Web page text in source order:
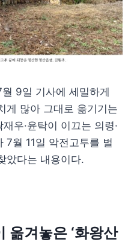
9일 기사에 세밀하게
게 많아 그대로 옮기기는
우·윤탁이 이끄는 의령·
7월 11일 악전고투를 벌
았다는 내용이다.
옮겨놓은 ‘화왕산